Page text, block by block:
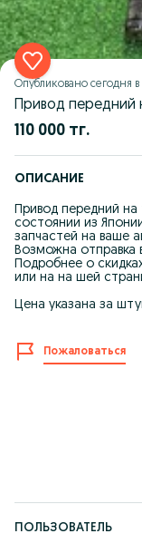
Опубликовано сегодня в
Привод передний
110 000 тг.
ОПИСАНИЕ
Привод передний
состоянии из
запчастей на ваше
Возможна отправка
Подробнее о
или на на шей
Цена указана за
Пожаловаться
ПОЛЬЗОВАТЕЛЬ